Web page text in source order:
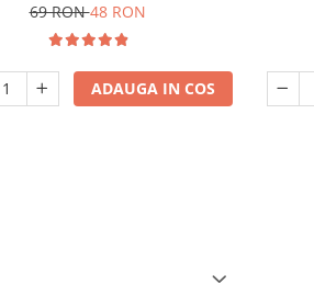
69 RON48 RON
ADAUGA IN COS